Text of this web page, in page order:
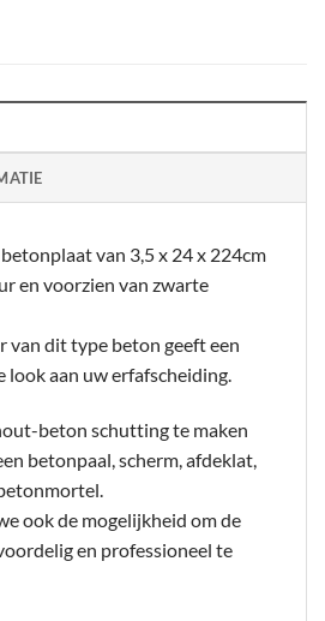
van 3,5 x 24 x 224cm
en voorzien van zwarte
van dit type beton geeft een
look aan uw erfafscheiding.
beton schutting te maken
betonpaal, scherm, afdeklat,
ook de mogelijkheid om de
en professioneel te